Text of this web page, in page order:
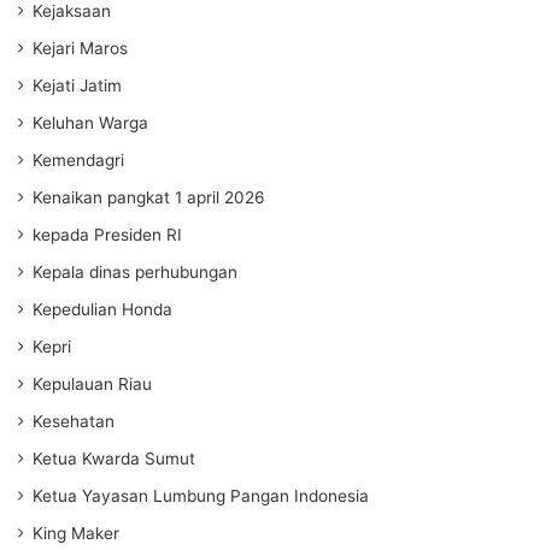
Kejaksaan
Kejari Maros
Kejati Jatim
Keluhan Warga
Kemendagri
Kenaikan pangkat 1 april 2026
kepada Presiden RI
Kepala dinas perhubungan
Kepedulian Honda
Kepri
Kepulauan Riau
Kesehatan
Ketua Kwarda Sumut
Ketua Yayasan Lumbung Pangan Indonesia
King Maker